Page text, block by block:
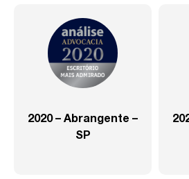
2020 – Abrangente –
SP